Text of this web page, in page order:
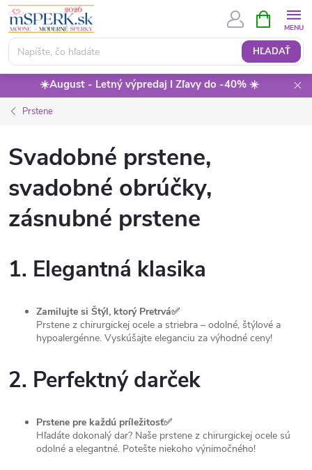
Prejsť
obsah
HĽADAŤ
KOŠÍK
☀️August - Letný výpredaj I Zľavy do -40% ☀️
Prstene
Svadobné prstene,
svadobné obrúčky,
zásnubné prstene
1. Elegantná klasika
Zamilujte si Štýl, ktorý Pretrvá✅
Prstene z chirurgickej ocele a striebra – odolné, štýlové a
hypoalergénne. Vyskúšajte eleganciu za výhodné ceny!
2. Perfektný darček
Prstene pre každú príležitosť✅
Hľadáte dokonalý dar? Naše prstene z chirurgickej ocele sú
odolné a elegantné. Potešte niekoho výnimočného!